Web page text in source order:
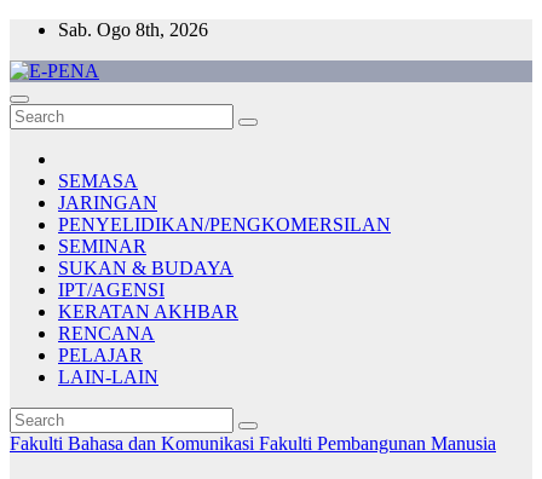
Skip
content
Sab. Ogo 8th, 2026
E-PENA
Berita Digital Terkini
SEMASA
JARINGAN
PENYELIDIKAN/PENGKOMERSILAN
SEMINAR
SUKAN & BUDAYA
IPT/AGENSI
KERATAN AKHBAR
RENCANA
PELAJAR
LAIN-LAIN
Fakulti Bahasa dan Komunikasi Fakulti Pembangunan Manusia